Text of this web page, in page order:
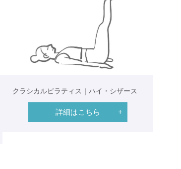
クラシカルピラティス｜ハイ・シザース
詳細はこちら